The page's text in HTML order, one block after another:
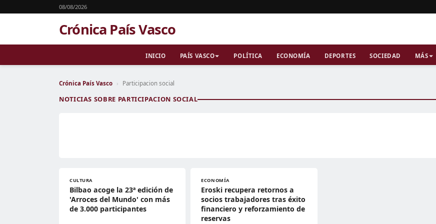
08/08/2026
Crónica País Vasco
INICIO PAÍS VASCO POLÍTICA ECONOMÍA DEPORTES SOCIEDAD MÁS
Crónica País Vasco › Participacion social
NOTICIAS SOBRE PARTICIPACION SOCIAL
CULTURA
Bilbao acoge la 23ª edición de
'Arroces del Mundo' con más
de 3.000 participantes
ECONOMÍA
Eroski recupera retornos a
socios trabajadores tras éxito
financiero y reforzamiento de
reservas